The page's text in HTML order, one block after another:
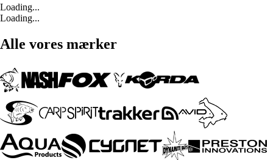
Loading...
Loading...
Alle vores mærker